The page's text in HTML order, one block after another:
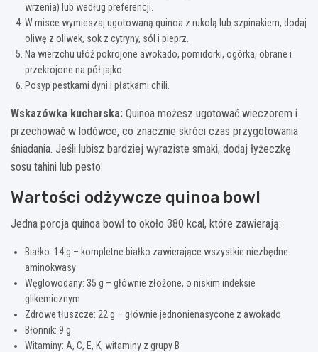
wrzenia) lub według preferencji.
W misce wymieszaj ugotowaną quinoa z rukolą lub szpinakiem, dodaj
oliwę z oliwek, sok z cytryny, sól i pieprz.
Na wierzchu ułóż pokrojone awokado, pomidorki, ogórka, obrane i
przekrojone na pół jajko.
Posyp pestkami dyni i płatkami chili.
Wskazówka kucharska: Quinoa możesz ugotować wieczorem i
przechować w lodówce, co znacznie skróci czas przygotowania
śniadania. Jeśli lubisz bardziej wyraziste smaki, dodaj łyżeczkę
sosu tahini lub pesto.
Wartości odżywcze quinoa bowl
Jedna porcja quinoa bowl to około 380 kcal, które zawierają:
Białko: 14 g – kompletne białko zawierające wszystkie niezbędne
aminokwasy
Węglowodany: 35 g – głównie złożone, o niskim indeksie
glikemicznym
Zdrowe tłuszcze: 22 g – głównie jednonienasycone z awokado
Błonnik: 9 g
Witaminy: A, C, E, K, witaminy z grupy B